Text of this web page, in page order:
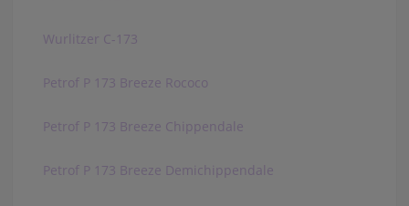
Wurlitzer C-173
Petrof P 173 Breeze Rococo
Petrof P 173 Breeze Chippendale
Petrof P 173 Breeze Demichippendale